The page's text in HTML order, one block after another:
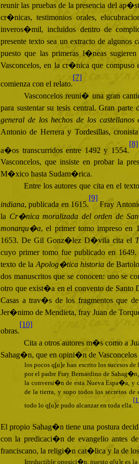
reunir las pruebas de la presencia del
cr�nicas, testimonios orales,
inveros�mil, incluidos dentro de
presente texto sea un extracto de
puesto que las primeras l�neas
Vasconcelos, en la cr�nica que
comienza con el relato.
[7]
Vasconcelos reuni� una gran
para sustentar su tesis central. Gran
general de los hechos de los
Antonio de Herrera y Tordesillas,
a�os transcurridos entre 1492 y 1554.
[8]
Vasconcelos, que insiste en probar la
M�xico hasta Sudam�rica.
Entre los autores que cita en el
indiana, publicada en 1615.
[9]
Fray
la Cr�nica moralizada del orden de
monarqu�a, el primer tomo impreso en
1653. De Gil Gonz�lez D�vila cita el
cuyo primer tomo fue publicado en
texto de la Apolog�tica historia de
dos manuscritos que se conocen: uno se
otro que exist�a en el convento de Santo
Casas a trav�s de los fragmentos que
Jer�nimo de Mendieta, fray Juan de
obras.
[10]
Cita a otros autores m�s como a
Sahag�n, que en opini�n de Vasconcelos
los pocos q[u]e han escrito los sucesos
por el padre Fray Bernardino de
la conversi�n de esta Nueva Espa�a, y
de la tierra, y supo todos los secretos
todo lo q[u]e pudo alcanzar en toda ella.
El propio Sahag�n tiene una postura
con la predicaci�n de evangelio antes
franciscano, la religi�n cat�lica y la de
Irreductible oposici�n, puesto q[u]e es